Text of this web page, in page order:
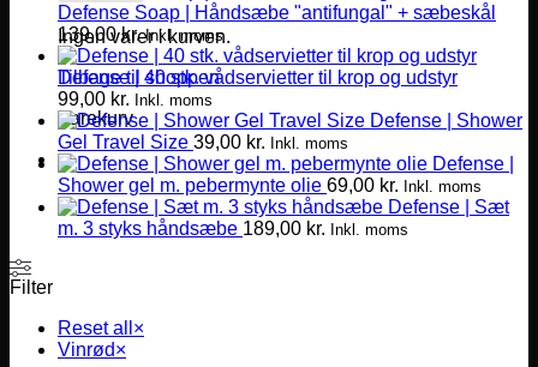
Ingen varer i kurven.
Tilbage til shoppen
Varekurv
Defense Soap | Håndsæbe "antifungal" + sæbeskål
139,00kr. Inkl. moms
Defense | 40 stk. vådservietter til krop og udstyr
99,00 kr. Inkl. moms
Defense | Shower
Gel Travel Size 39,00 kr. Inkl. moms
Defense |
Shower gel m. pebermynte olie 69,00 kr. Inkl. moms
Defense | Sæt
m. 3 styks håndsæbe 189,00 kr. Inkl. moms
Filter
Reset all ×
Vinrød×